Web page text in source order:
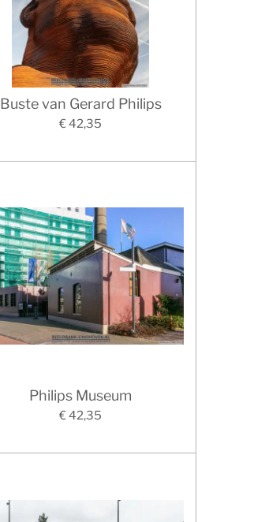
Buste van Gerard Philips
€ 42,35
Philips Museum
€ 42,35